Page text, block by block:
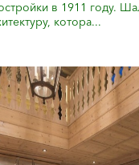
в 1911 году.
котора...